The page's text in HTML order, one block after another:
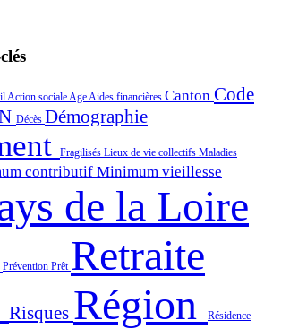
Action sociale Age Aides financières Canton Code
Décès Démographie
Fragilisés Lieux de vie collectifs Maladies
contributif Minimum vieillesse
de la Loire
Prévention Prêt Retraite
Risques Région
Résidence